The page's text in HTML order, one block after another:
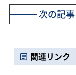
次の記事
関連リンク